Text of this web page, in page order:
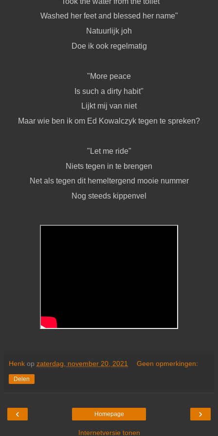
Washed her feet and blessed her name"
Natuurlijk joh
Doe ik ook regelmatig
"More peace
Is such a dirty habit"
Lijkt mij van niet
Maar wie ben ik om Ed Kowalczyk tegen te spreken?
"Let me ride"
Niets tegen in te brengen
Net als tegen dit hemeltergend mooie nummer
Nog steeds kippenvel
Henk op zaterdag, november 20, 2021 Geen opmerkingen:
Delen
‹ ›
Homepage
Internetversie tonen